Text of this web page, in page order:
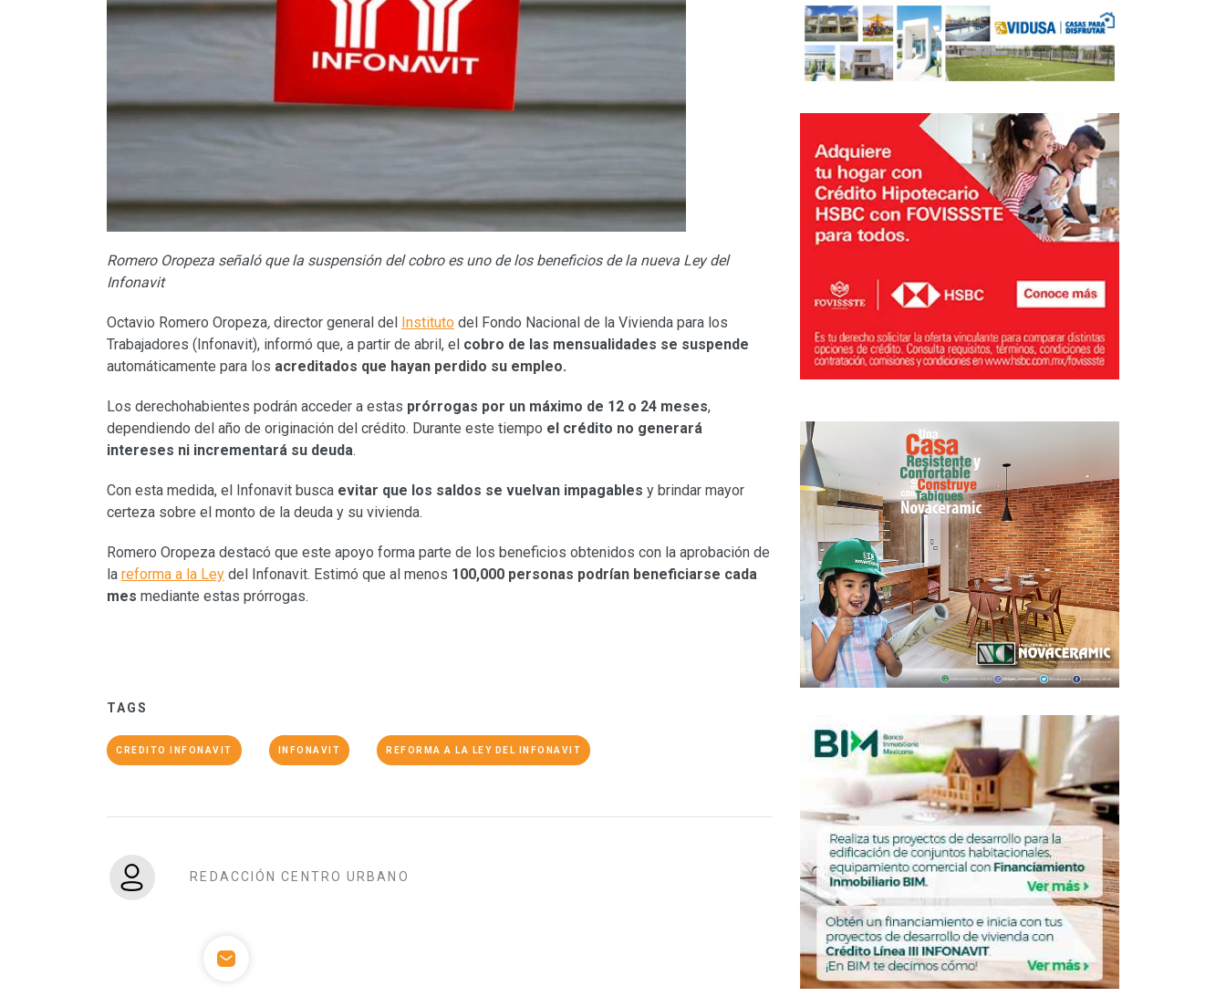
Romero Oropeza señaló que la suspensión del cobro es uno de los beneficios de la nueva Ley del
Infonavit
Octavio Romero Oropeza, director general del Instituto del Fondo Nacional de la Vivienda para los
Trabajadores (Infonavit), informó que, a partir de abril, el cobro de las mensualidades se suspende
automáticamente para los acreditados que hayan perdido su empleo.
Los derechohabientes podrán acceder a estas prórrogas por un máximo de 12 o 24 meses,
dependiendo del año de originación del crédito. Durante este tiempo el crédito no generará
intereses ni incrementará su deuda.
Con esta medida, el Infonavit busca evitar que los saldos se vuelvan impagables y brindar mayor
certeza sobre el monto de la deuda y su vivienda.
Romero Oropeza destacó que este apoyo forma parte de los beneficios obtenidos con la aprobación de
la reforma a la Ley del Infonavit. Estimó que al menos 100,000 personas podrían beneficiarse cada
mes mediante estas prórrogas.
TAGS
CREDITO INFONAVIT INFONAVIT REFORMA A LA LEY DEL INFONAVIT
REDACCIÓN CENTRO URBANO